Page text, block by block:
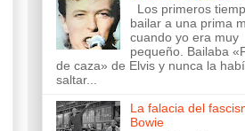
Los primeros
bailar a una prima
cuando yo era muy
pequeño. Bailaba
de caza» de Elvis y nunca la
saltar...
La falacia del
Bowie